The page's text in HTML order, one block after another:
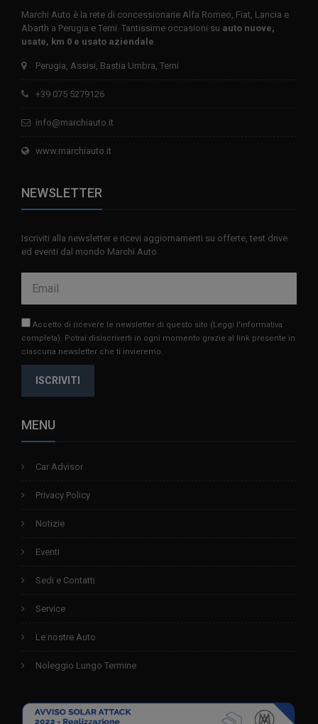
Marchi Auto è la rete di concessionarie Alfa Romeo, Fiat, Lancia e
Abarth a Perugia e Terni. Tantissime occasioni su auto nuove,
usate, km 0 e usato aziendale
Perugia, Assisi, Bastia Umbra, Terni
+39 075 5279126
info@marchiauto.it
www.marchiauto.it
NEWSLETTER
Iscriviti alla newsletter e ricevi aggiornamenti su offerte, test drive
ed eventi dal mondo Marchi Auto.
Accetto di ricevere le newsletter di questo sito (Leggi l'informativa
completa). Potrai disiscriverti in ogni momento grazie al link presente in
ciascuna newsletter che ti invieremo.
ISCRIVITI
MENU
Car Advisor
Privacy Policy
Notizie
Eventi
Sedi e Contatti
Service
Le nostre Auto
Noleggio Lungo Termine